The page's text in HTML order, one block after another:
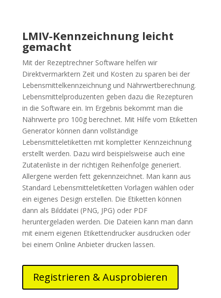
LMIV-Kennzeichnung leicht
gemacht
Mit der Rezeptrechner Software helfen wir
Direktvermarktern Zeit und Kosten zu sparen bei der
Lebensmittelkennzeichnung und Nährwertberechnung.
Lebensmittelproduzenten geben dazu die Rezepturen
in die Software ein. Im Ergebnis bekommt man die
Nährwerte pro 100g berechnet. Mit Hilfe vom Etiketten
Generator können dann vollständige
Lebensmitteletiketten mit kompletter Kennzeichnung
erstellt werden. Dazu wird beispielsweise auch eine
Zutatenliste in der richtigen Reihenfolge generiert.
Allergene werden fett gekennzeichnet. Man kann aus
Standard Lebensmitteletiketten Vorlagen wählen oder
ein eigenes Design erstellen. Die Etiketten können
dann als Bilddatei (PNG, JPG) oder PDF
heruntergeladen werden. Die Dateien kann man dann
mit einem eigenen Etikettendrucker ausdrucken oder
bei einem Online Anbieter drucken lassen.
Registrieren & Ausprobieren